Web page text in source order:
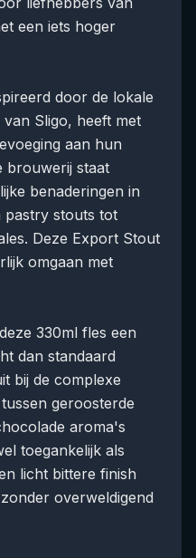
een iets hoger
door de lokale
Sligo, heeft met
aan hun
brouwerij staat
benaderingen in
pastry stouts tot
Deze Export Stout
omgaan met
330ml fles een
dan standaard
bij de complexe
geroosterde
aroma's
toegankelijk als
licht bittere finish
overweldigend